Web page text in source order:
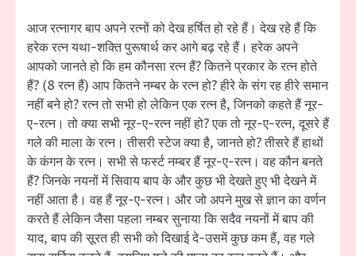
आज रत्नागर बाप अपने रत्नों को देख हर्षित हो रहे हैं। देख रहे हैं कि
हरेक रत्न यथा-शक्ति पुरूषार्थ कर आगे बढ़ रहे हैं। हरेक अपने
आपको जानते हो कि हम कौनसा रत्न हैं? कितने प्रकार के रत्न होते
हैं? (8 रत्न हैं) आप कितने नम्बर के रत्न हो? हीरे के संग रह हीरे समान
नहीं बने हो? रत्न तो सभी हो लेकिन एक रत्न है, जिनको कहते हैं नूर-
ए-रत्न। तो क्या सभी नूर-ए-रत्न नहीं हो? एक तो नूर-ए-रत्न, दूसरे हैं
गले की माला के रत्न। तीसरी स्टेज क्या है, जानते हो? तीसरे हैं हाथों
के कंगन के रत्न। सभी से फर्स्ट नम्बर हैं नूर-ए-रत्न। वह कौन बनते
हैं? जिनके नयनों में सिवाय बाप के और कुछ भी देखते हुए भी देखने में
नहीं आता है। वह हैं नूर-ए-रत्न। और जो अपने मुख से ज्ञान का वर्णन
करते हैं लेकिन जैसा पहला नम्बर सुनाया कि सदैव नयनों में बाप की
याद, बाप की सूरत ही सभी को दिखाई दे-उसमें कुछ कम हैं, वह गले